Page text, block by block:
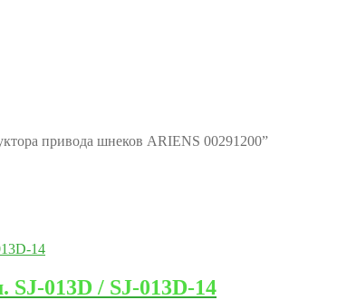
привода шнеков ARIENS 00291200”
013D / SJ-013D-14